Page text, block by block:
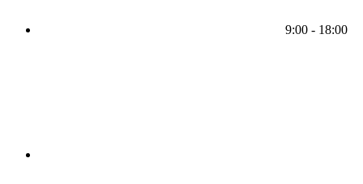
9:00 - 18:00